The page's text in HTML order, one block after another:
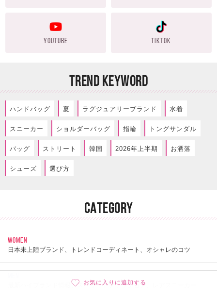
お気に入りに追加する
YOUTUBE TIKTOK
TREND KEYWORD
ハンドバッグ 夏 ラグジュアリーブランド 水着
スニーカー ショルダーバッグ 指輪 トングサンダル
バッグ ストリート 韓国 2026年上半期 お洒落
シューズ 選び方
CATEGORY
WOMEN
日本未上陸ブランド、トレンドコーディネート、オシャレのコツ
最新ハイブランド情報、ストリートファッション、レアスニーカー